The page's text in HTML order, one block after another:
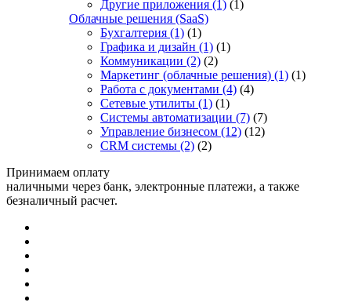
Другие приложения (1) (1)
Облачные решения (SaaS)
Бухгалтерия (1) (1)
Графика и дизайн (1) (1)
Коммуникации (2) (2)
Маркетинг (облачные решения) (1) (1)
Работа с документами (4) (4)
Сетевые утилиты (1) (1)
Системы автоматизации (7) (7)
Управление бизнесом (12) (12)
CRM системы (2) (2)
Принимаем оплату
наличными через банк, электронные платежи, а также
безналичный расчет.